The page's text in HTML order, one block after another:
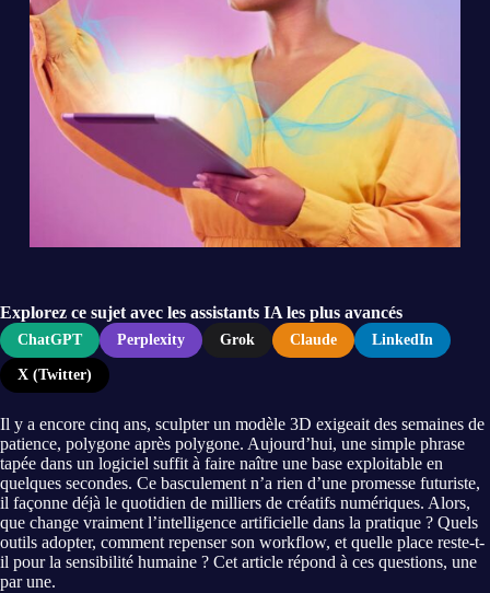
Explorez ce sujet avec les assistants IA les plus avancés
ChatGPT Perplexity Grok Claude LinkedIn
X (Twitter)
Il y a encore cinq ans, sculpter un modèle 3D exigeait des semaines de
patience, polygone après polygone. Aujourd’hui, une simple phrase
tapée dans un logiciel suffit à faire naître une base exploitable en
quelques secondes. Ce basculement n’a rien d’une promesse futuriste,
il façonne déjà le quotidien de milliers de créatifs numériques. Alors,
que change vraiment l’intelligence artificielle dans la pratique ? Quels
outils adopter, comment repenser son workflow, et quelle place reste-t-
il pour la sensibilité humaine ? Cet article répond à ces questions, une
par une.